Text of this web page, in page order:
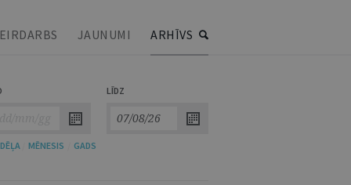
JAUNUMI ARHĪVS
LĪDZ
MĒNESIS GADS